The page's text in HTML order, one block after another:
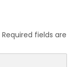
Required fields are